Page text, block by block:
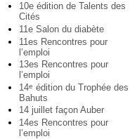
10e édition de Talents des
Cités
11e Salon du diabète
11es Rencontres pour
l’emploi
13es Rencontres pour
l’emploi
14e édition du Trophée des
Bahuts
14 juillet façon Auber
14es Rencontres pour
l’emploi